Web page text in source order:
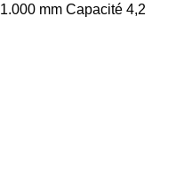
1.000 mm Capacité 4,2